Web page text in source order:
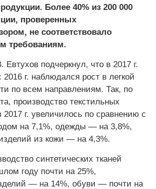
Более 40% из 200 000
проверенных
не соответствовало
требованиям.
подчеркнул, что в 2017 г.
г. наблюдался рост в легкой
по всем направлениям. Так, по
производство текстильных
г. увеличилось по сравнению с
на 7,1%, одежды — на 3,8%,
из кожи — на 4,3%.
синтетических тканей
году почти на 25%,
— на 14%, обуви — почти на